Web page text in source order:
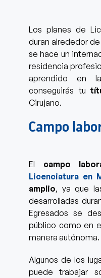
Los planes de
duran alrededor de
se hace un
residencia
aprendido en
conseguirás tu
Cirujano.
Campo
El campo
Licenciatura en
amplio, ya que
desarrolladas
Egresados se
público como en
manera autónoma.
Algunos de los
puede trabajar